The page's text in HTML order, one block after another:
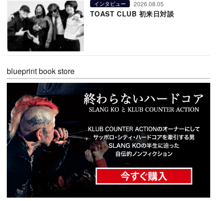
インタビュー 2026.08.05
TOAST CLUB 初来日対談
blueprint book store